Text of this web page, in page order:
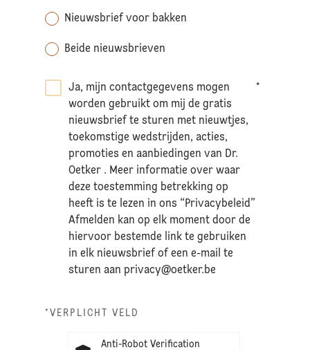
Nieuwsbrief voor bakken
Beide nieuwsbrieven
Ja, mijn contactgegevens mogen
worden gebruikt om mij de gratis
nieuwsbrief te sturen met nieuwtjes,
toekomstige wedstrijden, acties,
promoties en aanbiedingen van Dr.
Oetker . Meer informatie over waar
deze toestemming betrekking op
heeft is te lezen in ons “Privacybeleid”
Afmelden kan op elk moment door de
hiervoor bestemde link te gebruiken
in elk nieuwsbrief of een e-mail te
sturen aanprivacy@oetker.be
*
*VERPLICHT VELD
Anti-Robot Verification